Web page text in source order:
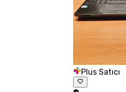
Plus Satıcı